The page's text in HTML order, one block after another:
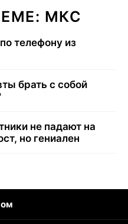
МКС
телефону из
брать с собой
не падают на
но гениален
Тунцы в океанариуме